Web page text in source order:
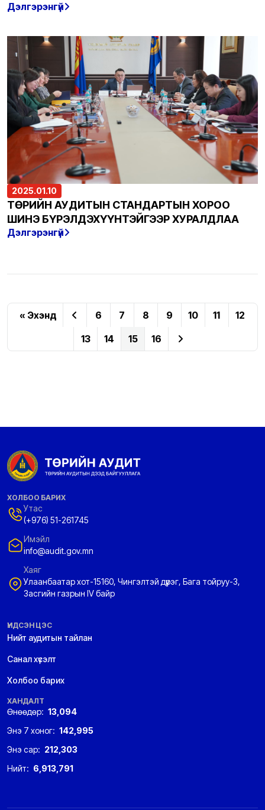
Дэлгэрэнгүй
2025.01.10
ТӨРИЙН АУДИТЫН СТАНДАРТЫН ХОРОО
ШИНЭ БҮРЭЛДЭХҮҮНТЭЙГЭЭР ХУРАЛДЛАА
Дэлгэрэнгүй
« Эхэнд 6 7 8 9 10 11
12
13
14 15 16
ХОЛБОО БАРИХ
Утас
(+976) 51-261745
Имэйл
info@audit.gov.mn
Хаяг
Улаанбаатар хот-15160, Чингэлтэй дүүрэг, Бага тойруу-3,
Засгийн газрын IV байр
ҮНДСЭН ЦЭС
Нийт аудитын тайлан
Санал хүсэлт
Холбоо барих
ХАНДАЛТ
Өнөөдөр: 13,094
Энэ 7 хоног: 142,995
Энэ сар: 212,303
Нийт: 6,913,791